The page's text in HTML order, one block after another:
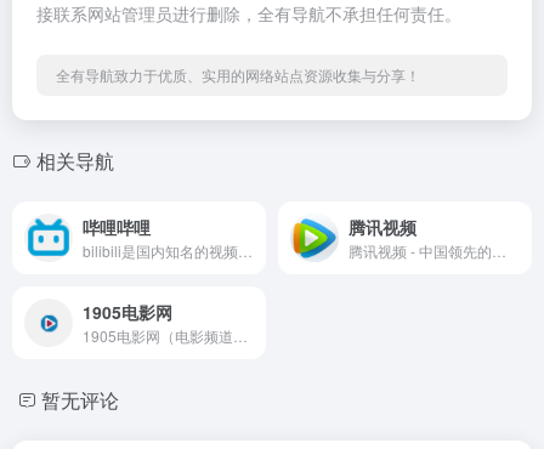
接联系网站管理员进行删除，全有导航不承担任何责任。
全有导航致力于优质、实用的网络站点资源收集与分享！
相关导航
哔哩哔哩 腾讯视频
1905电影网
暂无评论